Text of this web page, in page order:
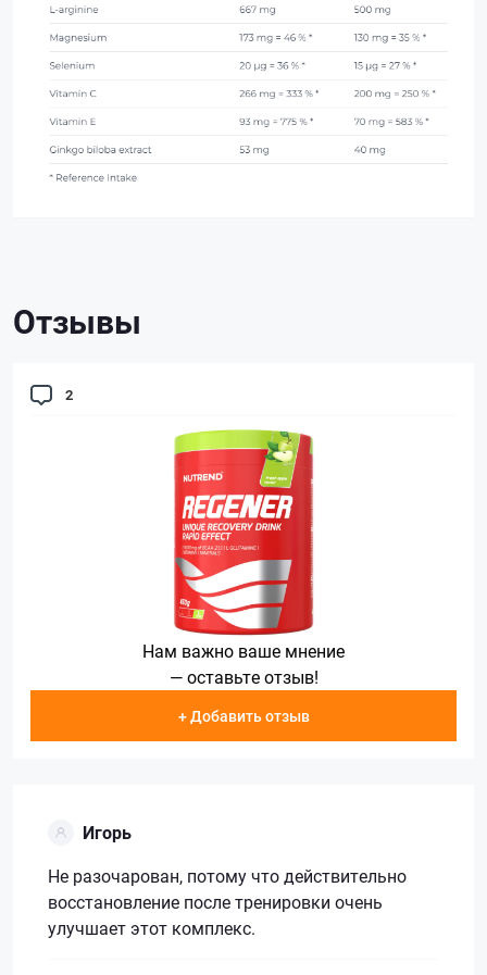
Отзывы
2
Нам важно ваше мнение
— оставьте отзыв!
+ Добавить отзыв
Игорь
Не разочарован, потому что действительно
восстановление после тренировки очень
улучшает этот комплекс.